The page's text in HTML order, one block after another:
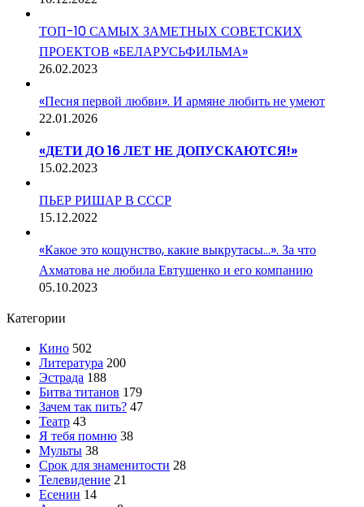
ТОП-10 САМЫХ ЗАМЕТНЫХ СОВЕТСКИХ
ПРОЕКТОВ «БЕЛАРУСЬФИЛЬМА»
26.02.2023
«Песня первой любви». И армяне любить не умеют
22.01.2026
«ДЕТИ ДО 16 ЛЕТ НЕ ДОПУСКАЮТСЯ!»
15.02.2023
ПЬЕР РИШАР В СССР
15.12.2022
«Какое это кощунство, какие выкрутасы…». За что
Ахматова не любила Евтушенко и его компанию
05.10.2023
Категории
Кино 502
Литература 200
Эстрада 188
Битва титанов 179
Зачем так пить? 47
Театр 43
Я тебя помню 38
Мульты 38
Срок для знаменитости 28
Телевидение 21
Есенин 14